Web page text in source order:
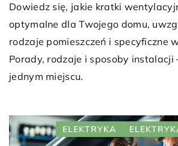
Dowiedz się, jakie kratki
optymalne dla Twojego domu,
rodzaje pomieszczeń i specyficzne
Porady, rodzaje i sposoby instalacji
jednym miejscu.
ELEKTRYKA